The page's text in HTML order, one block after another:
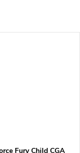
Fury Child CGA